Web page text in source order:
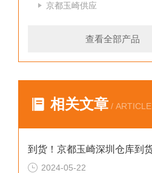
京都玉崎供应
查看全部产品
相关文章 / ARTICLE
2024-05-22